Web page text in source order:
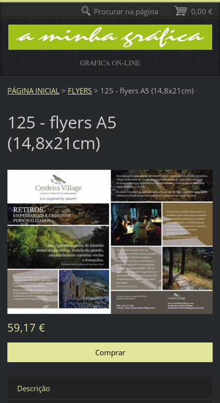
GRÁFICA ON-LINE
PÁGINA INICIAL > FLYERS > 125 - flyers A5 (14,8x21cm)
125 - flyers A5
(14,8x21cm)
59,17 €
Descrição
0,00 €
Procurar na página